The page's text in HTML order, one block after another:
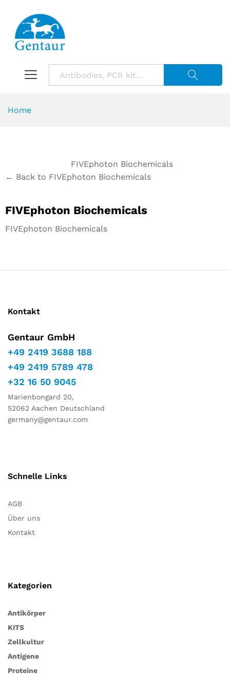
Home
FIVEphoton Biochemicals
← Back to FIVEphoton Biochemicals
FIVEphoton Biochemicals
FIVEphoton Biochemicals
Kontakt
Gentaur GmbH
+49 2419 3688 188
+49 2419 5789 478
+32 16 50 9045
Marienbongard 20,
52062 Aachen Deutschland
germany@gentaur.com
Schnelle Links
AGB
Über uns
Kontakt
Kategorien
Antikörper
KITS
Zellkultur
Antigene
Proteine